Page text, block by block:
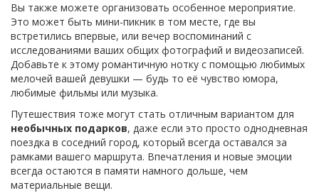
Вы также можете организовать особенное мероприятие.
Это может быть мини-пикник в том месте, где вы
встретились впервые, или вечер воспоминаний с
исследованиями ваших общих фотографий и видеозаписей.
Добавьте к этому романтичную нотку с помощью любимых
мелочей вашей девушки — будь то её чувство юмора,
любимые фильмы или музыка.
Путешествия тоже могут стать отличным вариантом для
необычных подарков, даже если это просто однодневная
поездка в соседний город, который всегда оставался за
рамками вашего маршрута. Впечатления и новые эмоции
всегда остаются в памяти намного дольше, чем
материальные вещи.